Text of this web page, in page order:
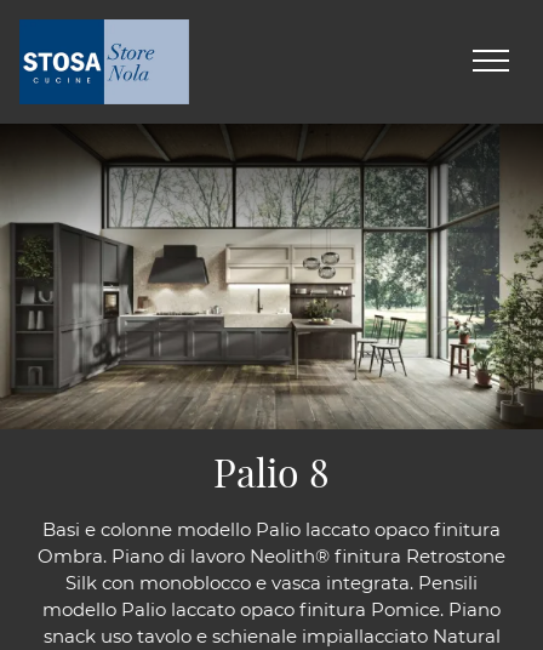
Basi e colonne modello Palio laccato opaco finitura
Ombra. Piano di lavoro Neolith® finitura Retrostone
Silk con monoblocco e vasca integrata. Pensili
modello Palio laccato opaco finitura Pomice. Piano
snack uso tavolo e schienale impiallacciato Natural
Palio 8